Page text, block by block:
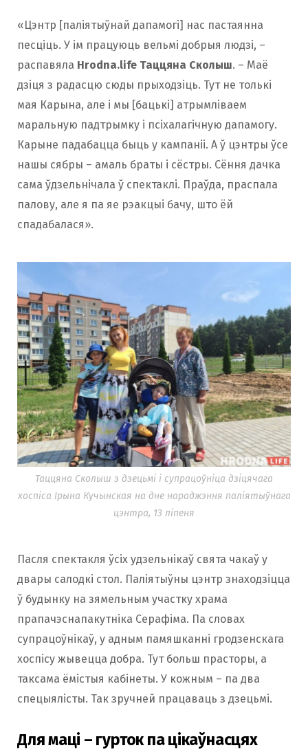
«Цэнтр [паліятыўнай дапамогі] нас пастаянна
песціць. У ім працуюць вельмі добрыя людзі, –
распавяла Hrodna.life Таццяна Сколыш. – Маё
дзіця з радасцю сюды прыходзіць. Тут не толькі
мая Карына, але і мы [бацькі] атрымліваем
маральную падтрымку і псіхалагічную дапамогу.
Карыне падабацца быць у кампаніі. А ў цэнтры ўсе
нашы сябры – амаль браты і сёстры. Сёння дачка
сама ўдзельнічала ў спектаклі. Праўда, праспала
палову, але я па яе рэакцыі бачу, што ёй
спадабалася».
Таццяна Сколыш з дзецьмі і супрацоўніца дзіцячага
хоспіса Ірына Кучынская на дне нараджэння паліятыўнага
цэнтра, 13 ліпеня
Пасля спектакля ўсіх удзельнікаў свята чакаў у
двары салодкі стол. Паліятыўны цэнтр знаходзіцца
ў будынку на зямельным участку храма
прапачэснапакутніка Серафіма. Па словах
супрацоўнікаў, у адным памяшканні гродзенскага
хоспісу жывецца добра. Тут больш прасторы, а
таксама ёмістыя кабінеты. У кожным – па два
спецыялісты. Так зручней працаваць з дзецьмі.
Для маці – гурток па цікаўнасцях